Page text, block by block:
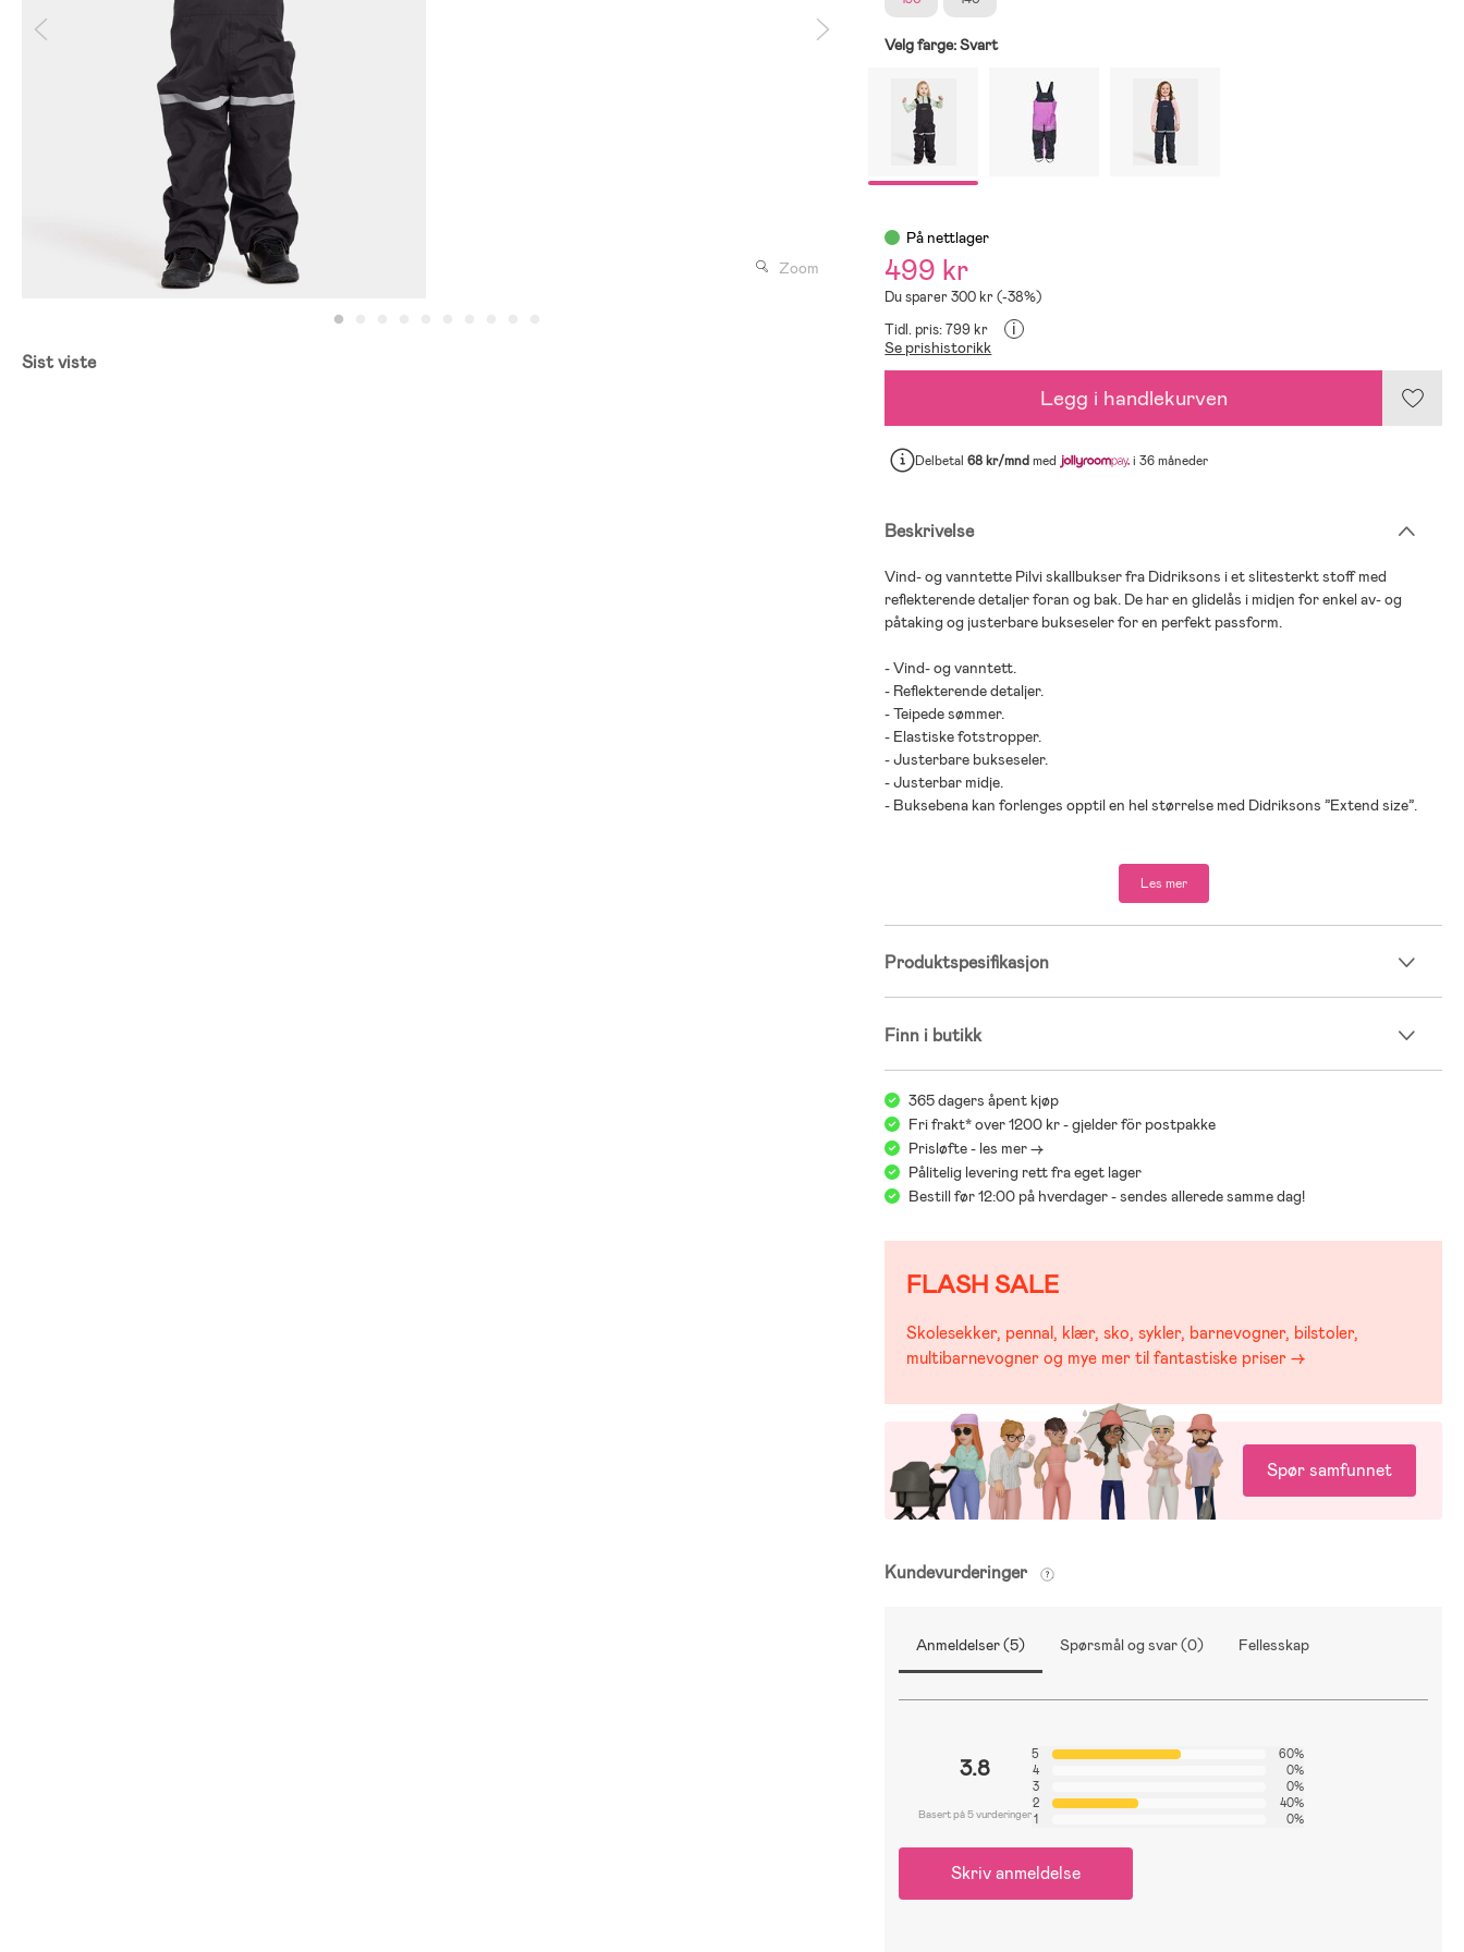
Zoom
Sist viste
Velg farge:Svart
På nettlager
499 kr
Du sparer 300 kr (-38%)
Tidl. pris: 799 kr
i
Se prishistorikk
Legg i handlekurven
Delbetal68 kr/mnd med i 36 måneder
Beskrivelse
Vind- og vanntette Pilvi skallbukser fra Didriksons i et slitesterkt stoff med
reflekterende detaljer foran og bak. De har en glidelås i midjen for enkel av- og
påtaking og justerbare bukseseler for en perfekt passform.
- Vind- og vanntett.
- Reflekterende detaljer.
- Teipede sømmer.
- Elastiske fotstropper.
- Justerbare bukseseler.
- Justerbar midje.
- Buksebena kan forlenges opptil en hel størrelse med Didriksons ”Extend size”.
Les mer
Produktspesifikasjon
Finn i butikk
365 dagers åpent kjøp
Fri frakt* over 1200 kr - gjelder för postpakke
Prisløfte - les mer ->
Pålitelig levering rett fra eget lager
Bestill før 12:00 på hverdager - sendes allerede samme dag!
FLASH SALE
Skolesekker, pennal, klær, sko, sykler, barnevogner, bilstoler,
multibarnevogner og mye mer til fantastiske priser →
Spør samfunnet
Kundevurderinger
Anmeldelser (5) Spørsmål og svar (0) Fellesskap
3.8
Basert på 5 vurderinger
5
60%
4
0%
3
0%
2
40%
1
0%
Skriv anmeldelse